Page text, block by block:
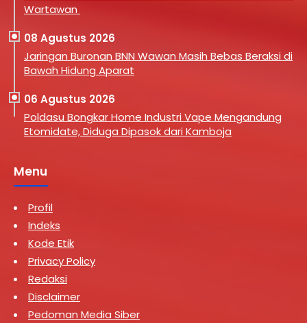
Wartawan
08 Agustus 2026
Jaringan Buronan BNN Wawan Masih Bebas Beraksi di
Bawah Hidung Aparat
06 Agustus 2026
Poldasu Bongkar Home Industri Vape Mengandung
Etomidate, Diduga Dipasok dari Kamboja
Menu
Profil
Indeks
Kode Etik
Privacy Policy
Redaksi
Disclaimer
Pedoman Media Siber